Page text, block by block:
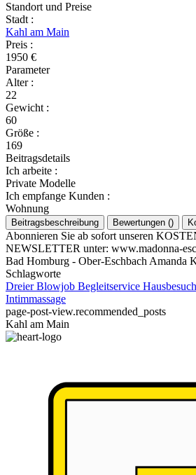
Standort und Preise
Stadt :
Kahl am Main
Preis :
1950 €
Parameter
Alter :
22
Gewicht :
60
Größe :
169
Beitragsdetails
Ich arbeite :
Private Modelle
Ich empfange Kunden :
Wohnung
Beitragsbeschreibung Bewertungen ()
Abonnieren Sie ab sofort unseren
NEWSLETTER unter: www.madonna-
Bad Homburg - Ober-Eschbach Amanda
Schlagworte
DreierBlowjob Begleitservice Hausbesuch
Intimmassage
page-post-view.recommended_posts
Kahl am Main